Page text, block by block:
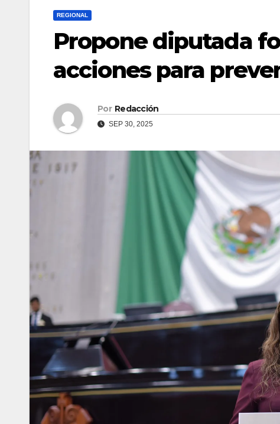
REGIONAL
Propone diputada
acciones para
Por Redacción
SEP 30, 2025